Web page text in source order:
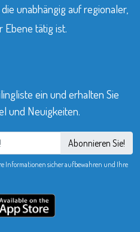
unabhängig auf regionaler,
Ebene tätig ist.
ein und erhalten Sie
und Neuigkeiten.
Abonnieren Sie!
Informationen sicher aufbewahren und Ihre